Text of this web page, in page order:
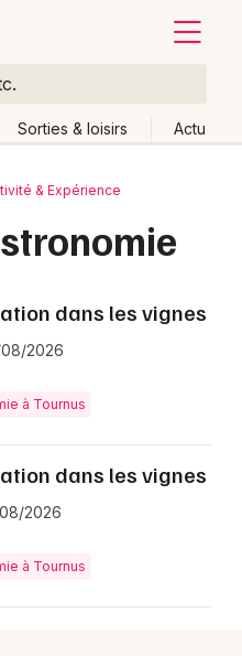
Sorties & loisirs Actu
& Expérience
dans les vignes
2026
à Tournus
dans les vignes
2026
à Tournus
de lieu
end